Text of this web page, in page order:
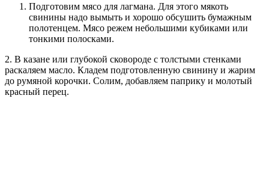
Подготовим мясо для лагмана. Для этого мякоть
свинины надо вымыть и хорошо обсушить бумажным
полотенцем. Мясо режем небольшими кубиками или
тонкими полосками.
2. В казане или глубокой сковороде с толстыми стенками
раскаляем масло. Кладем подготовленную свинину и жарим
до румяной корочки. Солим, добавляем паприку и молотый
красный перец.